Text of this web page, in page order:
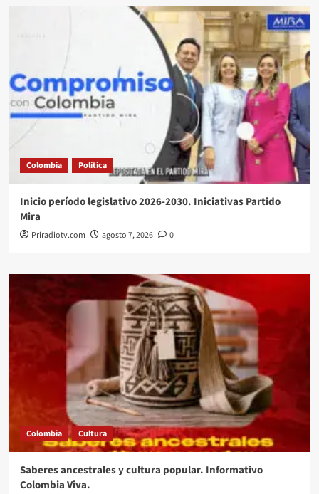
Colombia Política
Inicio período legislativo 2026-2030. Iniciativas Partido
Mira
Priradiotv.com agosto 7, 2026 0
Colombia Cultura
Saberes ancestrales y cultura popular. Informativo
Colombia Viva.